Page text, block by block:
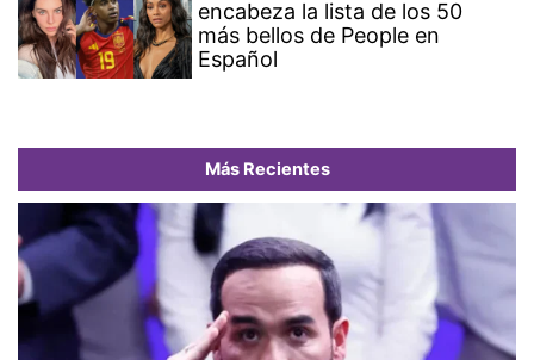
encabeza la lista de los 50
más bellos de People en
Español
Más Recientes